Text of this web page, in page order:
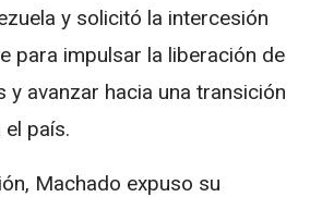
y solicitó la intercesión
para impulsar la liberación de
avanzar hacia una transición
país.
Machado expuso su